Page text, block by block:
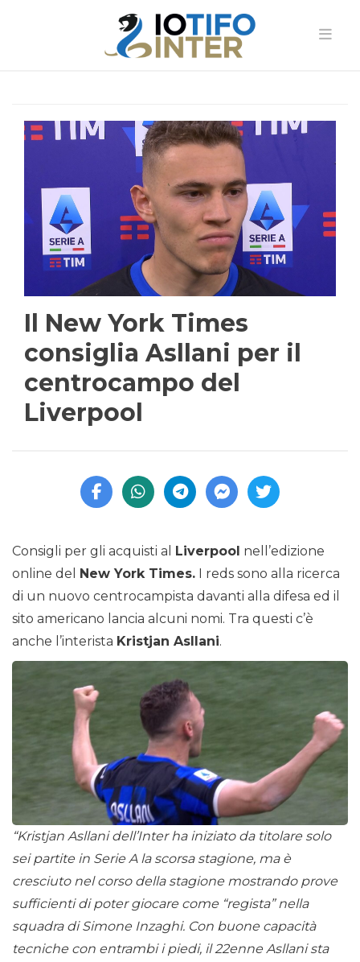
Il New York Times
consiglia Asllani per il
centrocampo del
Liverpool
Consigli per gli acquisti al Liverpool nell’edizione
online del New York Times. I reds sono alla ricerca
di un nuovo centrocampista davanti alla difesa ed il
sito americano lancia alcuni nomi. Tra questi c’è
anche l’interista Kristjan Asllani.
“Kristjan Asllani dell’Inter ha iniziato da titolare solo
sei partite in Serie A la scorsa stagione, ma è
cresciuto nel corso della stagione mostrando prove
sufficienti di poter giocare come “regista” nella
squadra di Simone Inzaghi. Con buone capacità
tecniche con entrambi i piedi, il 22enne Asllani sta